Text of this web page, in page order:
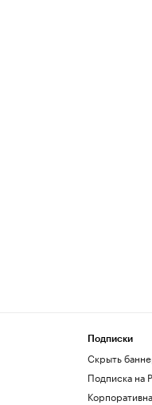
Подписки
Скрыть
Подписка на